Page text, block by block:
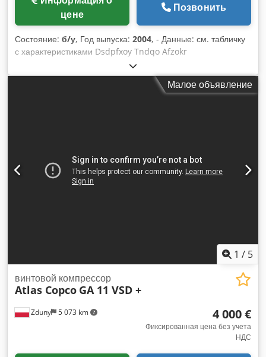
цене
Позвонить
Состояние: б/у, Год выпуска: 2004, - Данные: см. табличку
с характеристиками Dsdpfxoy Tndqo Afzokr
Малое объявление
1 / 5
Zduny 5 073 km
винтовой компрессор
Atlas Copco GA 11 VSD +
4 000 €
Фиксированная цена без учета
НДС